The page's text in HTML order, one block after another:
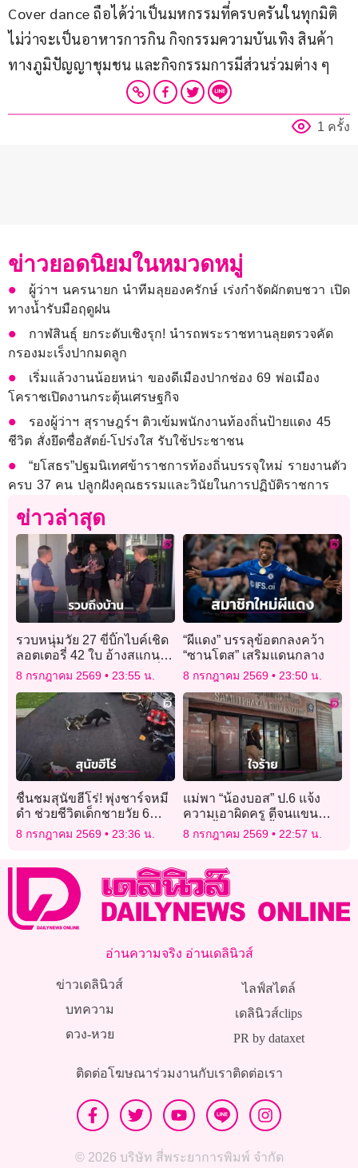
Cover dance ถือได้ว่าเป็นมหกรรมที่ครบครันในทุกมิติ
ไม่ว่าจะเป็นอาหารการกิน กิจกรรมความบันเทิง สินค้า
ทางภูมิปัญญาชุมชน และกิจกรรมการมีส่วนร่วมต่าง ๆ
1 ครั้ง
ข่าวยอดนิยมในหมวดหมู่
ผู้ว่าฯ นครนายก นำทีมลุยองครักษ์ เร่งกำจัดผักตบชวา เปิด
ทางน้ำรับมือฤดูฝน
กาฬสินธุ์ ยกระดับเชิงรุก! นำรถพระราชทานลุยตรวจคัด
กรองมะเร็งปากมดลูก
เริ่มแล้วงานน้อยหน่า ของดีเมืองปากช่อง 69 พ่อเมือง
โคราชเปิดงานกระตุ้นเศรษฐกิจ
รองผู้ว่าฯ สุราษฎร์ฯ ติวเข้มพนักงานท้องถิ่นป้ายแดง 45
ชีวิต สั่งยึดซื่อสัตย์-โปร่งใส รับใช้ประชาชน
“ยโสธร”ปฐมนิเทศข้าราชการท้องถิ่นบรรจุใหม่ รายงานตัว
ครบ 37 คน ปลูกฝังคุณธรรมและวินัยในการปฏิบัติราชการ
ข่าวล่าสุด
รวบหนุ่มวัย 27 ขี่บิ๊กไบค์เชิด
ลอตเตอรี่ 42 ใบ อ้างสแกน
จ่ายเงินแต่เงินไม่พอ ก่อนขี่
หนีถูกรวบถึงบ้าน
8 กรกฎาคม 2569 23:55 น.
“ผีแดง” บรรลุข้อตกลงคว้า
“ซานโตส” เสริมแดนกลาง
8 กรกฎาคม 2569 23:50 น.
ชื่นชมสุนัขฮีโร่! พุ่งชาร์จหมี
ดำ ช่วยชีวิตเด็กชายวัย 6
ขวบ
8 กรกฎาคม 2569 23:36 น.
แม่พา “น้องบอส” ป.6 แจ้ง
ความเอาผิดครู ตีจนแขนช้ำ-
มีไข้ จี้โรงเรียนชี้แจง
มาตรการคุ้มครองเด็ก
8 กรกฎาคม 2569 22:57 น.
อ่านความจริง อ่านเดลินิวส์
ข่าวเดลินิวส์
บทความ
ดวง-หวย
ไลฟ์สไตล์
เดลินิวส์clips
PR by dataxet
ติดต่อโฆษณาร่วมงานกับเราติดต่อเรา
© 2026 บริษัท สี่พระยาการพิมพ์ จำกัด